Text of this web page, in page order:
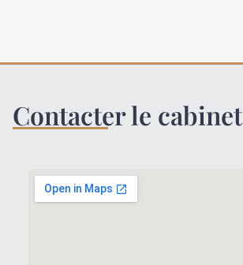
Contacter le cabinet